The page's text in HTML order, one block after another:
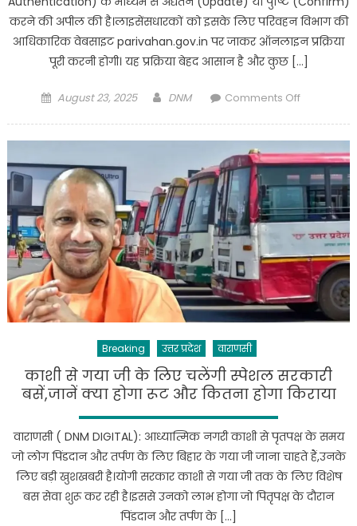
करने की अपील की है।लाइसेंसधारकों को इसके लिए परिवहन विभाग की
आधिकारिक वेबसाइट parivahan.gov.in पर जाकर ऑनलाइन प्रक्रिया
पूरी करनी होगी। यह प्रक्रिया बेहद आसान है और कुछ […]
Posted
August 23, 2025 Author
DNM Comments Offon
धारकों
के
लिए
जरूरी
सूचना:
मोबाइल
नंबर
करें
अपडेट
Breaking उत्तर प्रदेश वाराणसी
काशी से गया जी के लिए चलेंगी स्पेशल सरकारी
बसें,जानें क्या होगा रूट और कितना होगा किराया
वाराणसी ( DNM DIGITAL): आध्यात्मिक नगरी काशी से पृतपक्ष के समय
जो लोग पिंडदान और तर्पण के लिए बिहार के गया जी जाना चाहते हैं,उनके
लिए बड़ी खुशखबरी है।योगी सरकार काशी से गया जी तक के लिए विशेष
बस सेवा शुरू कर रही है।इससे उनको लाभ होगा जो पितृपक्ष के दौरान
पिंडदान और तर्पण के […]